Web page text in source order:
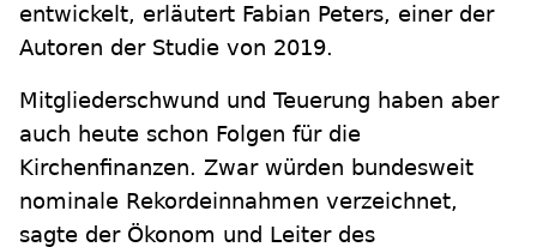
entwickelt, erläutert Fabian Peters, einer der
Autoren der Studie von 2019.
Mitgliederschwund und Teuerung haben aber
auch heute schon Folgen für die
Kirchenfinanzen. Zwar würden bundesweit
nominale Rekordeinnahmen verzeichnet,
sagte der Ökonom und Leiter des